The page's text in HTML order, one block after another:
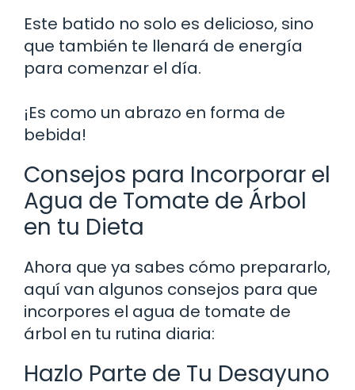
Este batido no solo es delicioso, sino
que también te llenará de energía
para comenzar el día.
¡Es como un abrazo en forma de
bebida!
Consejos para Incorporar el
Agua de Tomate de Árbol
en tu Dieta
Ahora que ya sabes cómo prepararlo,
aquí van algunos consejos para que
incorpores el agua de tomate de
árbol en tu rutina diaria:
Hazlo Parte de Tu Desayuno